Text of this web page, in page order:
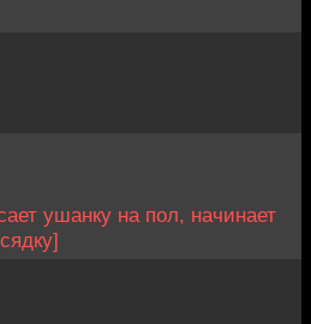
ушанку на пол, начинает